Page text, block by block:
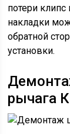
потери
накладки
обратной
установки.
рычага